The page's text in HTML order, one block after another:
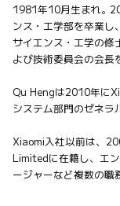
1981年10月生まれ。
ンス・工学部を卒業し
サイエンス・工学の修
よび技術委員会の会長
Qu Hengは2010年に
システム部門のゼネラ
Xiaomi入社以前は、
Limitedに在籍し、エ
ージャーなど複数の職